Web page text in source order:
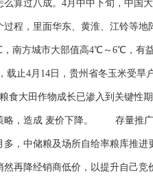
算过八成。4月中中下旬，中国
程，里面华东、黄淮、江铃等
南方城市大部值高4℃～6℃，有
4月14日，贵州省冬玉米受旱户
食大田作物成长已渗入到关键性
策略，造成 麦价下降。 存量
，中储粮及场所自给率粮库推
然再降经销商低价，以提升自